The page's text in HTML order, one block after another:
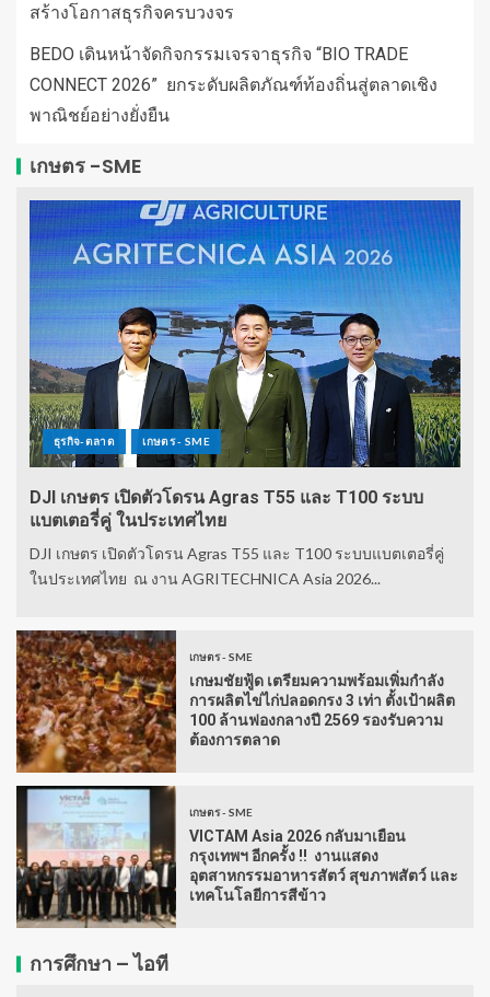
สร้างโอกาสธุรกิจครบวงจร
BEDO เดินหน้าจัดกิจกรรมเจรจาธุรกิจ “BIO TRADE
CONNECT 2026” ยกระดับผลิตภัณฑ์ท้องถิ่นสู่ตลาดเชิง
พาณิชย์อย่างยั่งยืน
เกษตร -SME
ธุรกิจ-ตลาด เกษตร - SME
DJI เกษตร เปิดตัวโดรน Agras T55 และ T100 ระบบ
แบตเตอรี่คู่ ในประเทศไทย
DJI เกษตร เปิดตัวโดรน Agras T55 และ T100 ระบบแบตเตอรี่คู่
ในประเทศไทย ณ งาน AGRITECHNICA Asia 2026...
เกษตร - SME
เกษมชัยฟู้ด เตรียมความพร้อมเพิ่มกำลัง
การผลิตไข่ไก่ปลอดกรง 3 เท่า ตั้งเป้าผลิต
100 ล้านฟองกลางปี 2569 รองรับความ
ต้องการตลาด
เกษตร - SME
VICTAM Asia 2026 กลับมาเยือน
กรุงเทพฯ อีกครั้ง !! งานแสดง
อุตสาหกรรมอาหารสัตว์ สุขภาพสัตว์ และ
เทคโนโลยีการสีข้าว
การศึกษา – ไอที